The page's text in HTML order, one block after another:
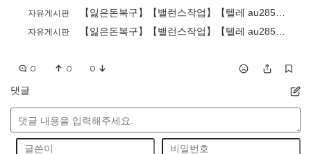
자유게시판 【잃은돈복구】【밸런스작업】【텔레 au2855】엔트리파워볼│eos파워볼│PBG파워볼│엔트리사다리
자유게시판 【잃은돈복구】【밸런스작업】【텔레 au2855】엔트리파워볼│eos파워볼│PBG파워볼│엔트리사다리
0 0 0
댓글